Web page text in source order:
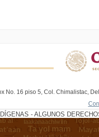
No. 16 piso 5, Col. Chimalistac,
- ALGUNOS